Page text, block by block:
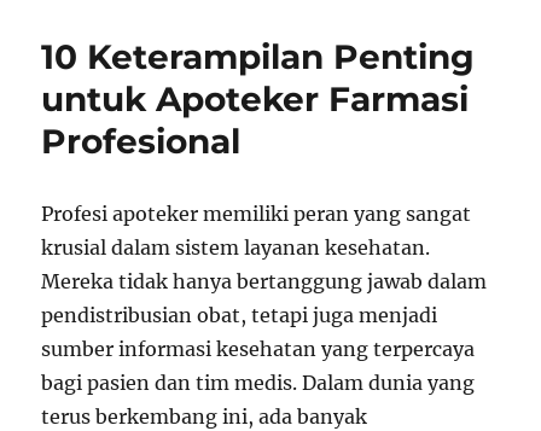
10 Keterampilan Penting
untuk Apoteker Farmasi
Profesional
Profesi apoteker memiliki peran yang sangat
krusial dalam sistem layanan kesehatan.
Mereka tidak hanya bertanggung jawab dalam
pendistribusian obat, tetapi juga menjadi
sumber informasi kesehatan yang terpercaya
bagi pasien dan tim medis. Dalam dunia yang
terus berkembang ini, ada banyak